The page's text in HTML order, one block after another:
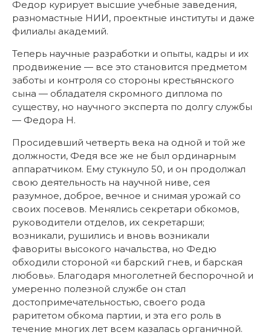
Федор курирует высшие учебные заведения,
разномастные НИИ, проектные институты и даже
филиалы академий.
Теперь научные разработки и опыты, кадры и их
продвижение — все это становится предметом
заботы и контроля со стороны крестьянского
сына — обладателя скромного диплома по
существу, но научного эксперта по долгу службы
— Федора Н.
Просидевший четверть века на одной и той же
должности, Федя все же не был ординарным
аппаратчиком. Ему стукнуло 50, и он продолжал
свою деятельность на научной ниве, сея
разумное, доброе, вечное и снимая урожай со
своих посевов. Менялись секретари обкомов,
руководители отделов, их секретарши;
возникали, рушились и вновь возникали
фавориты высокого начальства, но Федю
обходили стороной «и барский гнев, и барская
любовь». Благодаря многолетней беспорочной и
умеренно полезной службе он стал
достопримечательностью, своего рода
раритетом обкома партии, и эта его роль в
течение многих лет всем казалась органичной.